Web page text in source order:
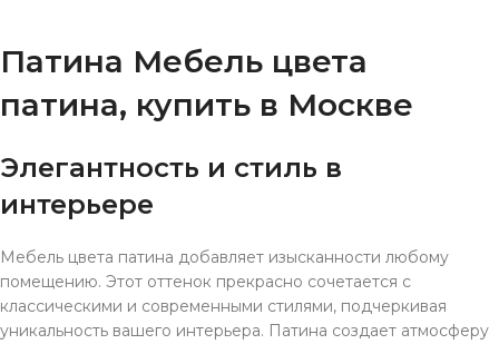
Патина Мебель цвета
патина, купить в Москве
Элегантность и стиль в
интерьере
Мебель цвета патина добавляет изысканности любому
помещению. Этот оттенок прекрасно сочетается с
классическими и современными стилями, подчеркивая
уникальность вашего интерьера. Патина создает атмосферу